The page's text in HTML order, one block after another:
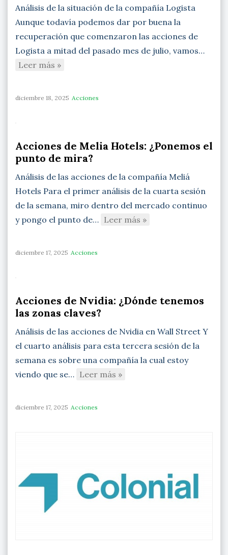
Análisis de la situación de la compañía Logista
Aunque todavía podemos dar por buena la
recuperación que comenzaron las acciones de
Logista a mitad del pasado mes de julio, vamos…
Leer más »
diciembre 18, 2025 Acciones
Acciones de Melia Hotels: ¿Ponemos el
punto de mira?
Análisis de las acciones de la compañía Meliá
Hotels Para el primer análisis de la cuarta sesión
de la semana, miro dentro del mercado continuo
y pongo el punto de… Leer más »
diciembre 17, 2025 Acciones
Acciones de Nvidia: ¿Dónde tenemos
las zonas claves?
Análisis de las acciones de Nvidia en Wall Street Y
el cuarto análisis para esta tercera sesión de la
semana es sobre una compañía la cual estoy
viendo que se… Leer más »
diciembre 17, 2025 Acciones